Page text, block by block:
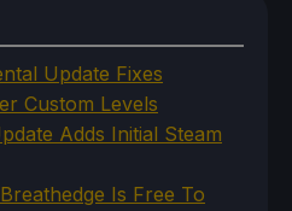
Update Fixes
Custom Levels
Adds Initial Steam
Is Free To